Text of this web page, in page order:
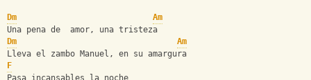
Dm
Am
Una pena de  amor, una tristeza
Dm
Am
Lleva el zambo Manuel, en su amargura
F